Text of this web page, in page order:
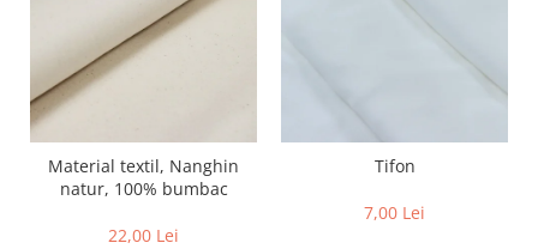
Material textil, Nanghin
natur, 100% bumbac
22,00 Lei
Tifon
7,00 Lei